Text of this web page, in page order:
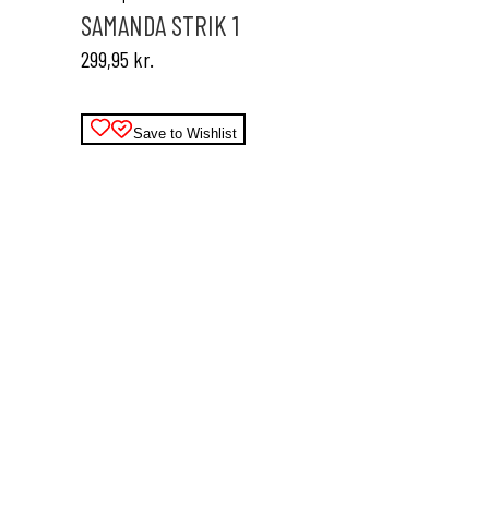
varianter.
Mulighederne
kan
varesiden
SAMANDA STRIK 1
299,95 kr.
Save to Wishlist